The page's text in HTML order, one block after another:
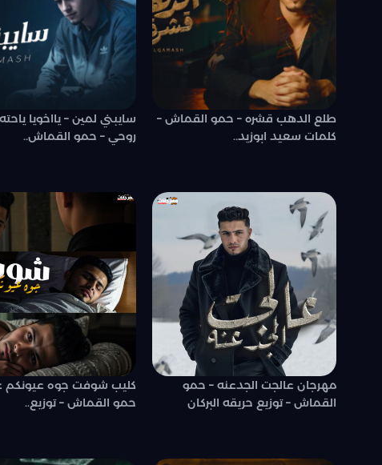
طلع الدهب قشره – حمو القماش –
كلمات سعيد ابوزيد..
سايبني لمين – يااخويا
روحي – حمو القماش..
مهرجان عالجت الجدعنه – حمو
القماش – توزيع حريقه البركان
كليب شوفت جوه عيونكم
حمو القماش – توزيع..